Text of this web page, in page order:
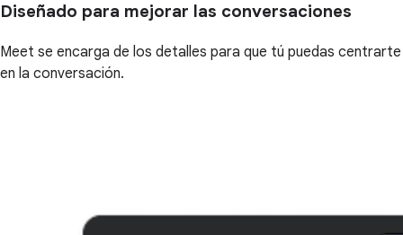
Diseñado para mejorar las conversaciones
Meet se encarga de los detalles para que tú puedas centrarte
en la conversación.